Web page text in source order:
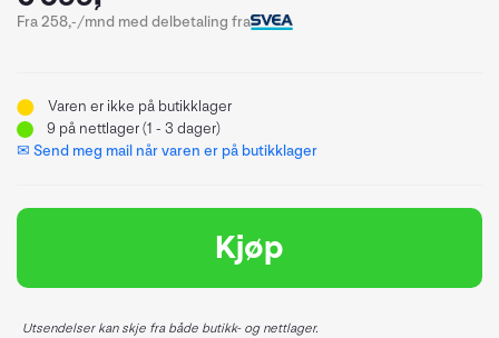
Fra 258,-/mnd med delbetaling fra
Varen er ikke på butikklager
9 på nettlager (1 - 3 dager)
✉ Send meg mail når varen er på butikklager
Kjøp
Utsendelser kan skje fra både butikk- og nettlager.